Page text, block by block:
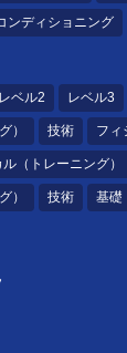
ンディショニング
レベル2 レベル3
） 技術 フィ
（トレーニング）
） 技術 基礎